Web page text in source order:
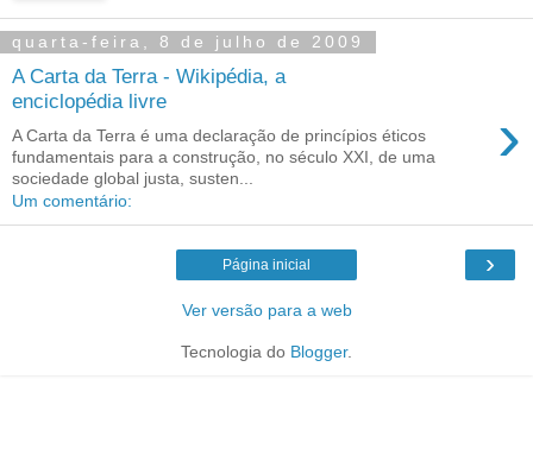
quarta-feira, 8 de julho de 2009
A Carta da Terra - Wikipédia, a
enciclopédia livre
›
A Carta da Terra é uma declaração de princípios éticos
fundamentais para a construção, no século XXI, de uma
sociedade global justa, susten...
Um comentário:
›
Página inicial
Ver versão para a web
Tecnologia do Blogger.